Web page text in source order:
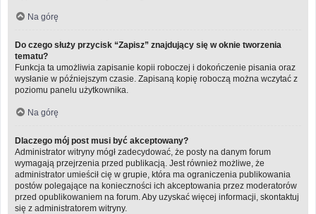
Na górę
Do czego służy przycisk “Zapisz” znajdujący się w oknie tworzenia
tematu?
Funkcja ta umożliwia zapisanie kopii roboczej i dokończenie pisania oraz
wysłanie w późniejszym czasie. Zapisaną kopię roboczą można wczytać z
poziomu panelu użytkownika.
Na górę
Dlaczego mój post musi być akceptowany?
Administrator witryny mógł zadecydować, że posty na danym forum
wymagają przejrzenia przed publikacją. Jest również możliwe, że
administrator umieścił cię w grupie, która ma ograniczenia publikowania
postów polegające na konieczności ich akceptowania przez moderatorów
przed opublikowaniem na forum. Aby uzyskać więcej informacji, skontaktuj
się z administratorem witryny.